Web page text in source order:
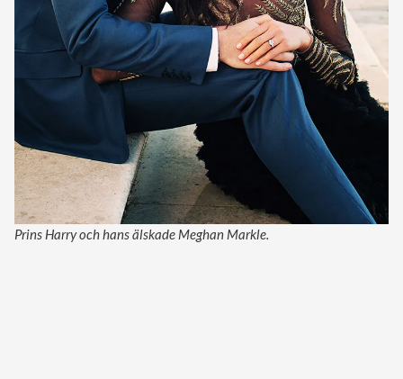
Prins Harry och hans älskade Meghan Markle.